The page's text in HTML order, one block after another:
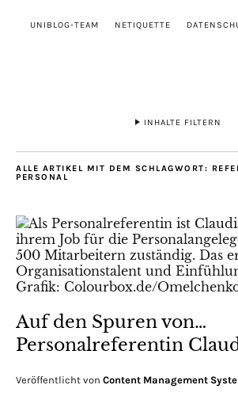
UNIBLOG-TEAM NETIQUETTE
INHALTE FILTERN
ALLE ARTIKEL MIT DEM SCHLAGWORT:
PERSONAL
Auf den Spuren von…
Personalreferentin
Veröffentlicht von Content Management